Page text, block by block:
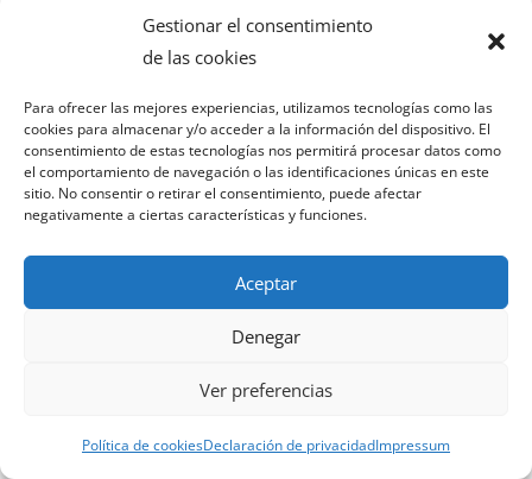
Gestionar el consentimiento
de las cookies
Para ofrecer las mejores experiencias, utilizamos tecnologías como las
cookies para almacenar y/o acceder a la información del dispositivo. El
consentimiento de estas tecnologías nos permitirá procesar datos como
el comportamiento de navegación o las identificaciones únicas en este
sitio. No consentir o retirar el consentimiento, puede afectar
negativamente a ciertas características y funciones.
Aceptar
Denegar
Ver preferencias
Política de cookiesDeclaración de privacidadImpressum